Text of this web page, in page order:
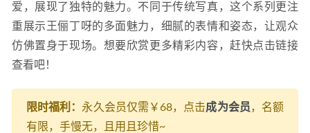
爱，展现了独特的魅力。不同于传统写真，这个系列更注
重展示王俪丁呀的多面魅力，细腻的表情和姿态，让观众
仿佛置身于现场。想要欣赏更多精彩内容，赶快点击链接
查看吧！
限时福利： 永久会员仅需￥68，点击成为会员，名额
有限，手慢无，且用且珍惜~